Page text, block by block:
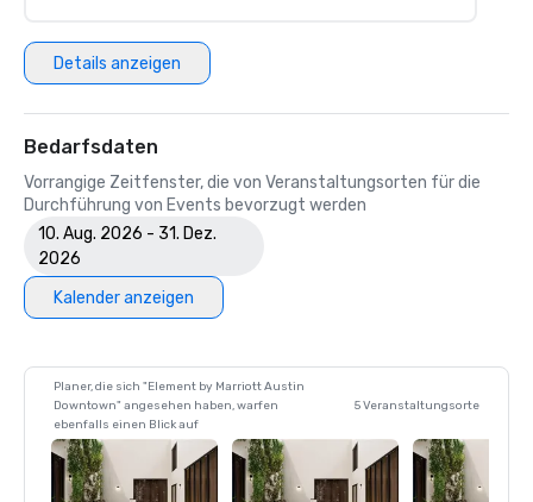
Details anzeigen
Bedarfsdaten
Vorrangige Zeitfenster, die von Veranstaltungsorten für die
Durchführung von Events bevorzugt werden
10. Aug. 2026 - 31. Dez.
2026
Kalender anzeigen
Planer, die sich "Element by Marriott Austin
Downtown" angesehen haben, warfen
ebenfalls einen Blick auf
5 Veranstaltungsorte